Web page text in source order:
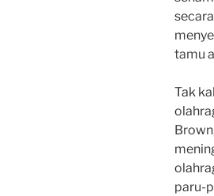
tamu
Tak
paru-